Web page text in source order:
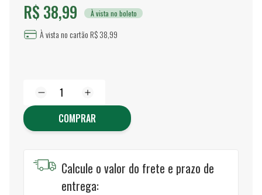
R$ 38,99 À vista no boleto
À vista no cartão R$ 38,99
COMPRAR
Calcule o valor do frete e prazo de
entrega: